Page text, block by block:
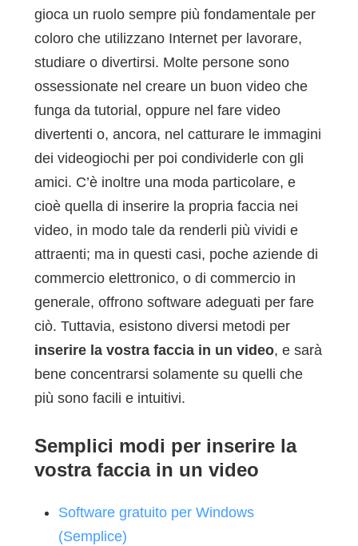
gioca un ruolo sempre più fondamentale per
coloro che utilizzano Internet per lavorare,
studiare o divertirsi. Molte persone sono
ossessionate nel creare un buon video che
funga da tutorial, oppure nel fare video
divertenti o, ancora, nel catturare le immagini
dei videogiochi per poi condividerle con gli
amici. C’è inoltre una moda particolare, e
cioè quella di inserire la propria faccia nei
video, in modo tale da renderli più vividi e
attraenti; ma in questi casi, poche aziende di
commercio elettronico, o di commercio in
generale, offrono software adeguati per fare
ciò. Tuttavia, esistono diversi metodi per
inserire la vostra faccia in un video, e sarà
bene concentrarsi solamente su quelli che
più sono facili e intuitivi.
Semplici modi per inserire la
vostra faccia in un video
Software gratuito per Windows
(Semplice)